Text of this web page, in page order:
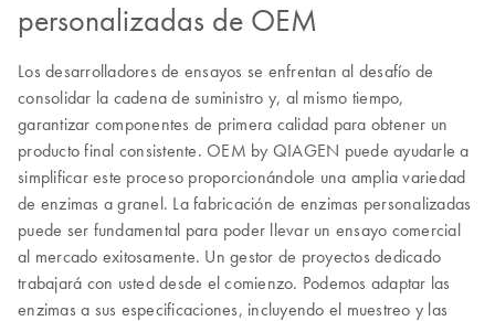
personalizadas de OEM
Los desarrolladores de ensayos se enfrentan al desafío de
consolidar la cadena de suministro y, al mismo tiempo,
garantizar componentes de primera calidad para obtener un
producto final consistente. OEM by QIAGEN puede ayudarle a
simplificar este proceso proporcionándole una amplia variedad
de enzimas a granel. La fabricación de enzimas personalizadas
puede ser fundamental para poder llevar un ensayo comercial
al mercado exitosamente. Un gestor de proyectos dedicado
trabajará con usted desde el comienzo. Podemos adaptar las
enzimas a sus especificaciones, incluyendo el muestreo y las